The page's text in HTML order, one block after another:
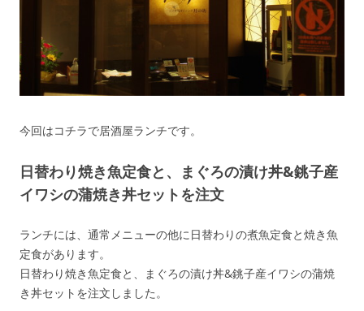
今回はコチラで居酒屋ランチです。
日替わり焼き魚定食と、まぐろの漬け丼&銚子産
イワシの蒲焼き丼セットを注文
ランチには、通常メニューの他に日替わりの煮魚定食と焼き魚
定食があります。
日替わり焼き魚定食と、まぐろの漬け丼&銚子産イワシの蒲焼
き丼セットを注文しました。